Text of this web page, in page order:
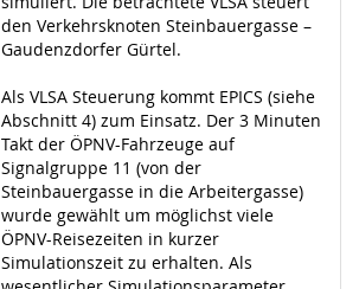
den Verkehrsknoten Steinbauergasse –
Gaudenzdorfer Gürtel.
Als VLSA Steuerung kommt EPICS (siehe
Abschnitt 4) zum Einsatz. Der 3 Minuten
Takt der ÖPNV-Fahrzeuge auf
Signalgruppe 11 (von der
Steinbauergasse in die Arbeitergasse)
wurde gewählt um möglichst viele
ÖPNV-Reisezeiten in kurzer
Simulationszeit zu erhalten. Als